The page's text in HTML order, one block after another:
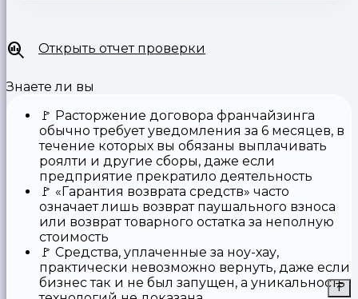
Открыть отчет проверки
Знаете ли вы
🚩 Расторжение договора франчайзинга
обычно требует уведомления за 6 месяцев, в
течение которых вы обязаны выплачивать
роялти и другие сборы, даже если
предприятие прекратило деятельность
🚩 «Гарантия возврата средств» часто
означает лишь возврат паушального взноса
или возврат товарного остатка за неполную
стоимость
🚩 Средства, уплаченные за ноу-хау,
практически невозможно вернуть, даже если
бизнес так и не был запущен, а уникальность